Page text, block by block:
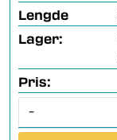
Lengde
Lager:
Pris:
-